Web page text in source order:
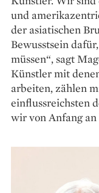
und
der asiatischen
Bewusstsein
müssen“, sagt
Künstler mit
arbeiten, zählen
einflussreichsten
wir von Anfang an